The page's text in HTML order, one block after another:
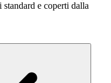
e coperti dalla